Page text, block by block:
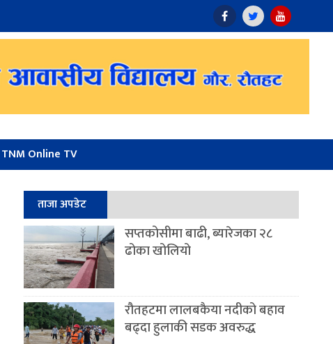
TNM Online TV
ताजा अपडेट
सप्तकोसीमा बाढी, ब्यारेजका २८
ढोका खोलियो
रौतहटमा लालबकैया नदीको बहाव
बढ्दा हुलाकी सडक अवरुद्ध